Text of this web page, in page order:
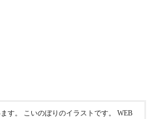
す。 こいのぼりのイラストです。 WEB